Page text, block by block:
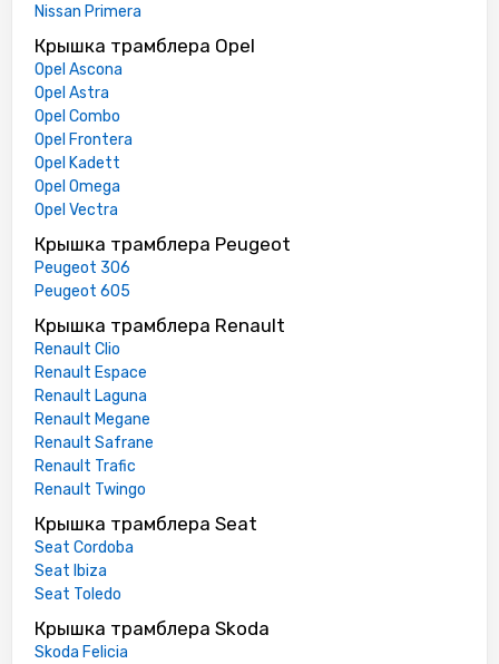
Nissan Primera
Крышка трамблера Opel
Opel Ascona
Opel Astra
Opel Combo
Opel Frontera
Opel Kadett
Opel Omega
Opel Vectra
Крышка трамблера Peugeot
Peugeot 306
Peugeot 605
Крышка трамблера Renault
Renault Clio
Renault Espace
Renault Laguna
Renault Megane
Renault Safrane
Renault Trafic
Renault Twingo
Крышка трамблера Seat
Seat Cordoba
Seat Ibiza
Seat Toledo
Крышка трамблера Skoda
Skoda Felicia